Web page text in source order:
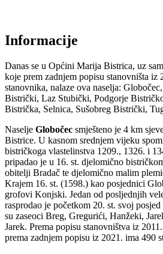
Informacije
Danas se u Općini Marija Bistrica, uz
koje prem zadnjem popisu stanovništa iz
stanovnika, nalaze ova naselja:
Bistrički, Laz Stubički, Podgorje
Bistrička, Selnica, Sušobreg Bistrički,
Naselje Globočec smješteno je 4 km
Bistrice. U kasnom srednjem vijeku
bistričkoga vlastelinstva 1209., 1326. i
pripadao je u 16. st. djelomično
obitelji Bradač te djelomično malim
Krajem 16. st. (1598.) kao posjednici
grofovi Konjski. Jedan od posljednjih
rasprodao je početkom 20. st. svoj
su zaseoci Breg, Gregurići, Hanžeki,
Jarek. Prema popisu stanov­ništva iz
prema zadnjem popisu iz 2021. ima 490